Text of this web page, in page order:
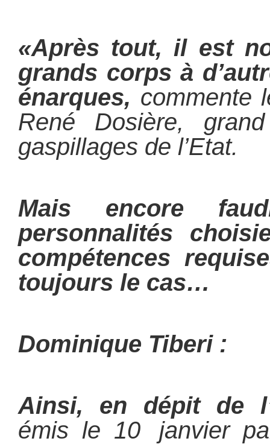
«Après tout, il est
grands corps à
énarques, commente
René Dosière,
gaspillages de l’Etat.
Mais encore
personnalités
compétences
toujours le cas…
Dominique Tiberi :
Ainsi, en dépit de
émis le 10 janvier